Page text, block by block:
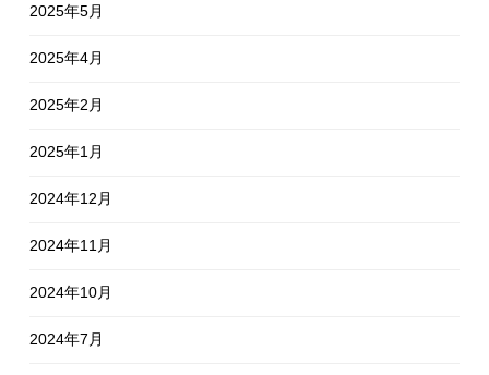
2025年5月
2025年4月
2025年2月
2025年1月
2024年12月
2024年11月
2024年10月
2024年7月